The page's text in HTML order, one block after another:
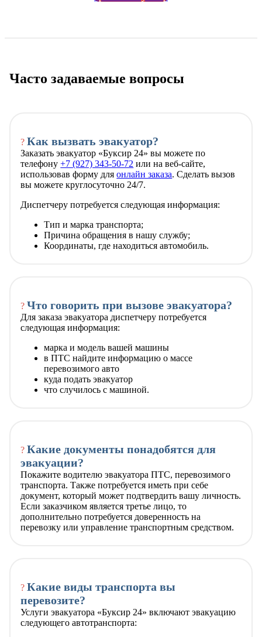
Часто задаваемые вопросы
? Как вызвать эвакуатор?
Заказать эвакуатор «Буксир 24» вы можете по
телефону+7 (927) 343-50-72 или на веб-сайте,
использовав форму дляонлайн заказа. Сделать вызов
вы можете круглосуточно 24/7.
Диспетчеру потребуется следующая информация:
Тип и марка транспорта;
Причина обращения в нашу службу;
Координаты, где находиться автомобиль.
? Что говорить при вызове эвакуатора?
Для заказа эвакуатора диспетчеру потребуется
следующая информация:
марка и модель вашей машины
в ПТС найдите информацию о массе
перевозимого авто
куда подать эвакуатор
что случилось с машиной.
? Какие документы понадобятся для
эвакуации?
Покажите водителю эвакуатора ПТС, перевозимого
транспорта. Также потребуется иметь при себе
документ, который может подтвердить вашу личность.
Если заказчиком является третье лицо, то
дополнительно потребуется доверенность на
перевозку или управление транспортным средством.
? Какие виды транспорта вы
перевозите?
Услуги эвакуатора «Буксир 24» включают эвакуацию
следующего автотранспорта: